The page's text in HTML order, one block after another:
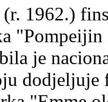
(r. 1962.)
je